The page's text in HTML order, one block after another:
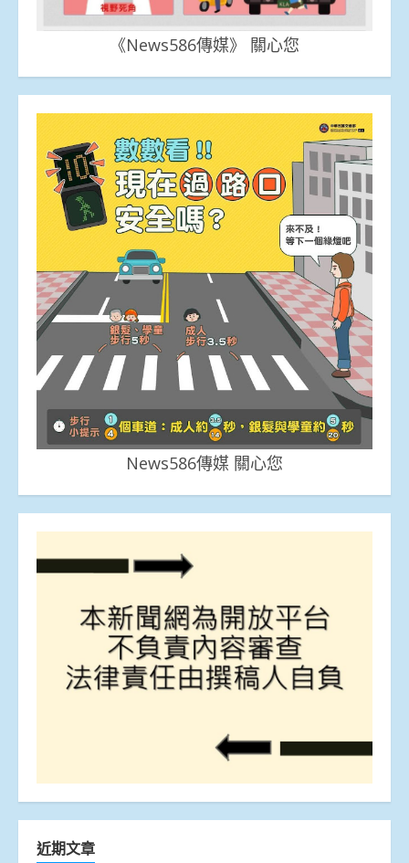
《News586傳媒》 關心您
News586傳媒 關心您
近期文章